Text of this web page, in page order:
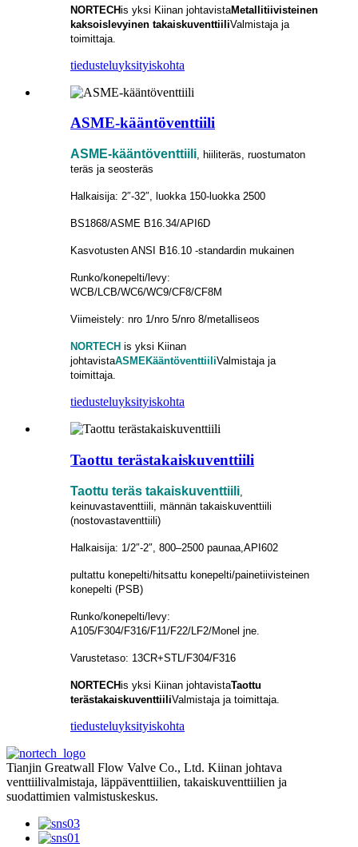
NORTECHis yksi Kiinan johtavistaMetallitiivisteinen
kaksoislevyinen takaiskuventtiiliValmistaja ja
toimittaja.
tiedusteluyksityiskohta
ASME-kääntöventtiili
ASME-kääntöventtiili, hiiliteräs, ruostumaton
teräs ja seosteräs
Halkaisija: 2″-32″, luokka 150-luokka 2500
BS1868/ASME B16.34/API6D
Kasvotusten ANSI B16.10 -standardin mukainen
Runko/konepelti/levy:
WCB/LCB/WC6/WC9/CF8/CF8M
Viimeistely: nro 1/nro 5/nro 8/metalliseos
NORTECH is yksi Kiinan
johtavistaASMEKääntöventtiiliValmistaja ja
toimittaja.
tiedusteluyksityiskohta
Taottu terästakaiskuventtiili
Taottu teräs takaiskuventtiili
keinuvastaventtiili, männän takaiskuventtiili
(nostovastaventtiili)
Halkaisija: 1/2″-2″, 800–2500 paunaa, API602
pultattu konepelti/hitsattu konepelti/painetiivisteinen
konepelti (PSB)
Runko/konepelti/levy:
A105/F304/F316/F11/F22/LF2/Monel jne.
Varustetaso: 13CR+STL/F304/F316
NORTECHis yksi Kiinan johtavistaTaottu
terästakaiskuventtiiliValmistaja ja toimittaja.
tiedusteluyksityiskohta
Tianjin Greatwall Flow Valve Co., Ltd. Kiinan johtava
venttiilivalmistaja, läppäventtiilien, takaiskuventtiilien ja
suodattimien valmistuskeskus.